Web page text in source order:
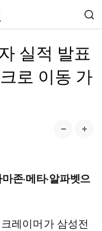
실적 발표
로 이동 가
존·메타·알파벳으
레이머가 삼성전